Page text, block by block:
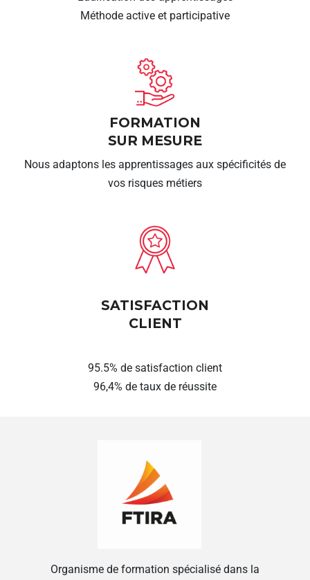
Méthode active et participative
FORMATION
SUR MESURE
Nous adaptons les apprentissages aux spécificités de
vos risques métiers
SATISFACTION
CLIENT
95.5% de satisfaction client
96,4% de taux de réussite
Organisme de formation spécialisé dans la